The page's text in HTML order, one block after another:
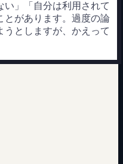
い」「自分は利用されて
とがあります。過度の論
うとしますが、かえって